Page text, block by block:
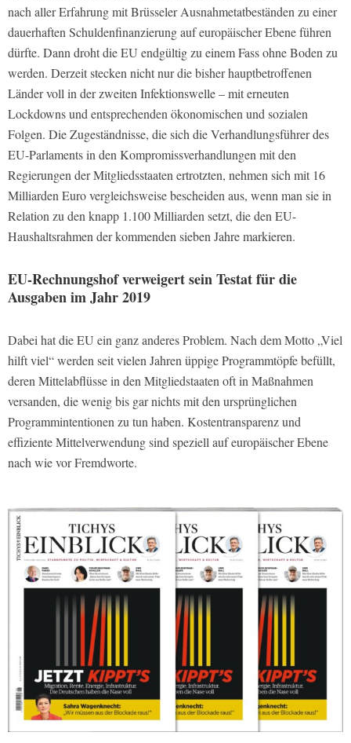
nach aller Erfahrung mit Brüsseler Ausnahmetatbeständen zu einer
dauerhaften Schuldenfinanzierung auf europäischer Ebene führen
dürfte. Dann droht die EU endgültig zu einem Fass ohne Boden zu
werden. Derzeit stecken nicht nur die bisher hauptbetroffenen
Länder voll in der zweiten Infektionswelle – mit erneuten
Lockdowns und entsprechenden ökonomischen und sozialen
Folgen. Die Zugeständnisse, die sich die Verhandlungsführer des
EU-Parlaments in den Kompromissverhandlungen mit den
Regierungen der Mitgliedsstaaten ertrotzten, nehmen sich mit 16
Milliarden Euro vergleichsweise bescheiden aus, wenn man sie in
Relation zu den knapp 1.100 Milliarden setzt, die den EU-
Haushaltsrahmen der kommenden sieben Jahre markieren.
EU-Rechnungshof verweigert sein Testat für die
Ausgaben im Jahr 2019
Dabei hat die EU ein ganz anderes Problem. Nach dem Motto „Viel
hilft viel“ werden seit vielen Jahren üppige Programmtöpfe befüllt,
deren Mittelabflüsse in den Mitgliedstaaten oft in Maßnahmen
versanden, die wenig bis gar nichts mit den ursprünglichen
Programmintentionen zu tun haben. Kostentransparenz und
effiziente Mittelverwendung sind speziell auf europäischer Ebene
nach wie vor Fremdworte.